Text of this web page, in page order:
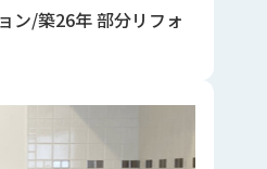
ン/築26年 部分リフォ